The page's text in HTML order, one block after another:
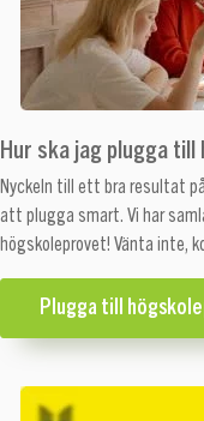
Hur ska jag plugga
Nyckeln till ett bra resultat
att plugga smart. Vi har
högskoleprovet! Vänta inte,
Plugga till